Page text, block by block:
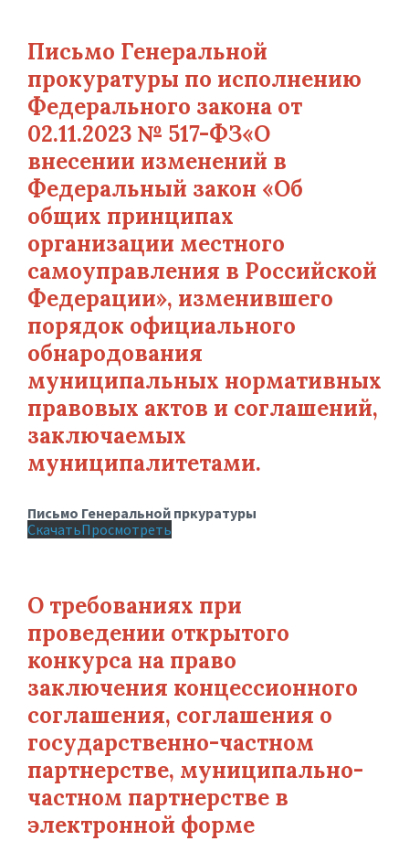
Письмо Генеральной
прокуратуры по исполнению
Федерального закона от
02.11.2023 № 517-ФЗ«О
внесении изменений в
Федеральный закон «Об
общих принципах
организации местного
самоуправления в Российской
Федерации», изменившего
порядок официального
обнародования
муниципальных нормативных
правовых актов и соглашений,
заключаемых
муниципалитетами.
Письмо Генеральной пркуратуры
СкачатьПросмотреть
О требованиях при
проведении открытого
конкурса на право
заключения концессионного
соглашения, соглашения о
государственно-частном
партнерстве, муниципально-
частном партнерстве в
электронной форме